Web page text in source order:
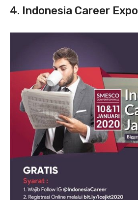
4. Indonesia Career Expo